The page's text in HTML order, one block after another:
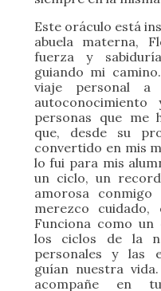
Este oráculo está
abuela materna,
fuerza y
guiando mi
viaje personal
personas que me
que, desde su
convertido en mis
lo fui para mis
un ciclo, un
amorosa
merezco cuidado,
Funciona como un
los ciclos de la
personales y las
guían nuestra
acompañe en
exploración y